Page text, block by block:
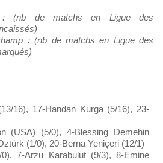
: (nb de matchs en Ligue des
: (nb de matchs en Ligue des
16), 17-Handan Kurga (5/16), 23-
(USA) (5/0), 4-Blessing Demehin
(1/0), 20-Berna Yeniçeri (12/1)
7-Arzu Karabulut (9/3), 8-Emine